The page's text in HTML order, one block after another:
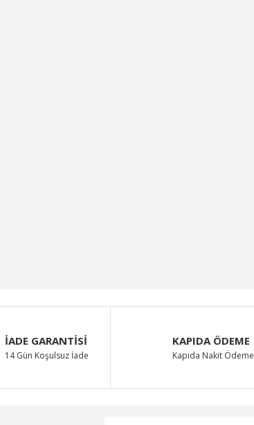
İADE GARANTİSİ
14 Gün Koşulsuz İade
KAPIDA ÖDEME
Kapıda Nakit Ödeme